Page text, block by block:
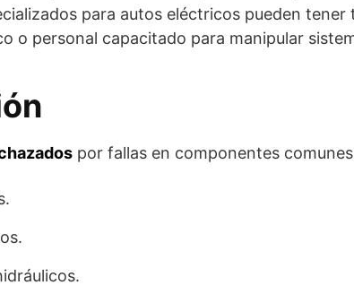
para autos eléctricos pueden
o personal capacitado para manipular
por fallas en componentes